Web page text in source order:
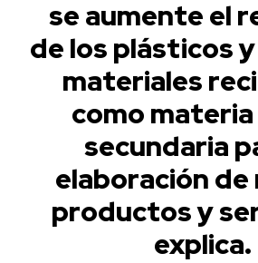
se aumente el
de los plásticos
materiales
como
secundaria
elaboración de
productos y
explica.